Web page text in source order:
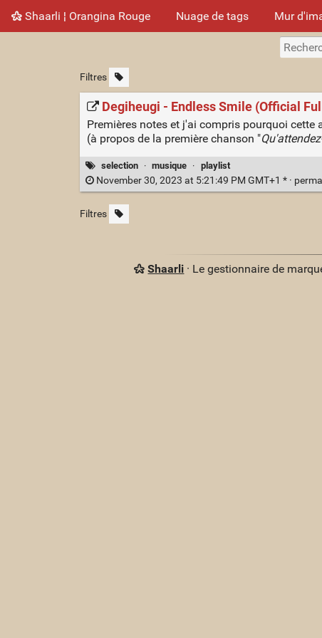
Shaarli ¦ Orangina Rouge Nuage de tags Mur
Filtres
Degiheugi - Endless Smile (Official
Premières notes et j'ai compris pourquoi
(à propos de la première chanson "
selection · musique · playlist
November 30, 2023 at 5:21:49 PM GMT+1 * ·
Filtres
Shaarli · Le gestionnaire de